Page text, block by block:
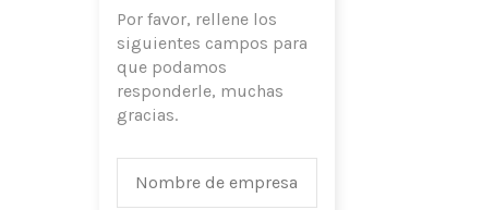
Por favor, rellene los
siguientes campos para
que podamos
responderle, muchas
gracias.